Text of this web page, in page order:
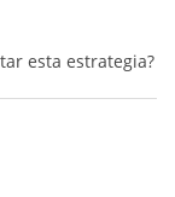
esta estrategia?